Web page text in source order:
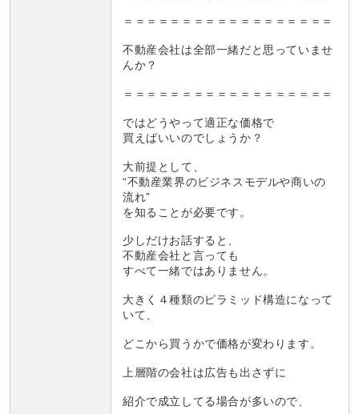
＝＝＝＝＝＝＝＝＝＝＝＝＝＝＝＝＝＝
不動産会社は全部一緒だと思っていませ
んか？
＝＝＝＝＝＝＝＝＝＝＝＝＝＝＝＝＝＝
ではどうやって適正な価格で
買えばいいのでしょうか？
大前提として、
“不動産業界のビジネスモデルや商いの
流れ”
を知ることが必要です。
少しだけお話すると、
不動産会社と言っても
すべて一緒ではありません。
大きく４種類のピラミッド構造になって
いて、
どこから買うかで価格が変わります。
上層階の会社は広告も出さずに
紹介で成立してる場合が多いので、